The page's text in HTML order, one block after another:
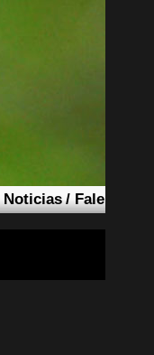
Noticias /Fale